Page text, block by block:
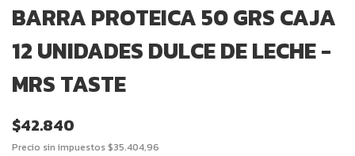
BARRA PROTEICA 50 GRS CAJA
12 UNIDADES DULCE DE LECHE -
MRS TASTE
$42.840
Precio sin impuestos$35.404,96